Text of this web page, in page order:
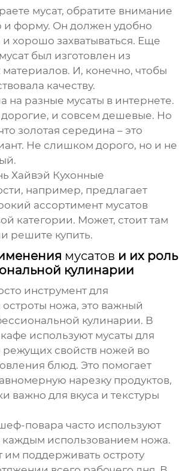
мусат, обратите внимание
и форму. Он должен удобно
и хорошо захватываться. Еще
мусат был изготовлен из
материалов. И, конечно, чтобы
качеству.
на разные мусаты в интернете.
и совсем дешевые. Но
золотая середина – это
Не слишком дорого, но и не
Хайвэй Кухонные
например, предлагает
ассортимент мусатов
категории. Может, стоит там
решите купить.
мусатов и их роль
кулинарии
инструмент для
ножа, это важный
кулинарии. В
используют мусаты для
свойств ножей во
блюд. Это помогает
нарезку продуктов,
важно для вкуса и текстуры
повара часто используют
каждым использованием ножа.
им поддерживать остроту